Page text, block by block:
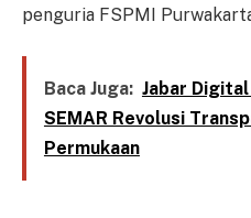
penguria FSPMI
Baca Juga: Jabar
SEMAR Revolusi
Permukaan